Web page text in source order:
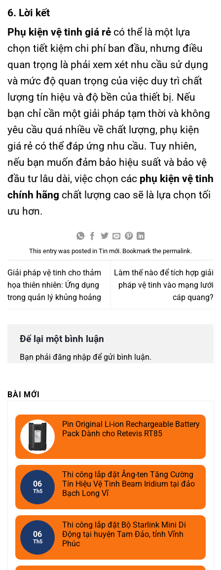
6. Lời kết
Phụ kiện vệ tinh giá rẻ có thể là một lựa
chọn tiết kiệm chi phí ban đầu, nhưng điều
quan trọng là phải xem xét nhu cầu sử dụng
và mức độ quan trọng của việc duy trì chất
lượng tín hiệu và độ bền của thiết bị. Nếu
bạn chỉ cần một giải pháp tạm thời và không
yêu cầu quá nhiều về chất lượng, phụ kiện
giá rẻ có thể đáp ứng nhu cầu. Tuy nhiên,
nếu bạn muốn đảm bảo hiệu suất và bảo vệ
đầu tư lâu dài, việc chọn các phụ kiện vệ tinh
chính hãng chất lượng cao sẽ là lựa chọn tối
ưu hơn.
This entry was posted in Tin mới. Bookmark the permalink.
Giải pháp vệ tinh cho thảm
họa thiên nhiên: Ứng dụng
trong quản lý khủng hoảng
Làm thế nào để tích hợp giải
pháp vệ tinh vào mạng lưới
cáp quang?
Để lại một bình luận
Bạn phải đăng nhập để gửi bình luận.
BÀI MỚI
Pin Original Li-ion Rechargeable Battery
Pack Dành cho Retevis RT85
06
Th5
Thi công lắp đặt Ăng-ten Tăng Cường
Tín Hiệu Vệ Tinh Beam Iridium tại đảo
Bạch Long Vĩ
06
Th5
Thi công lắp đặt Bộ Starlink Mini Di
Động tại huyện Tam Đảo, tỉnh Vĩnh
Phúc